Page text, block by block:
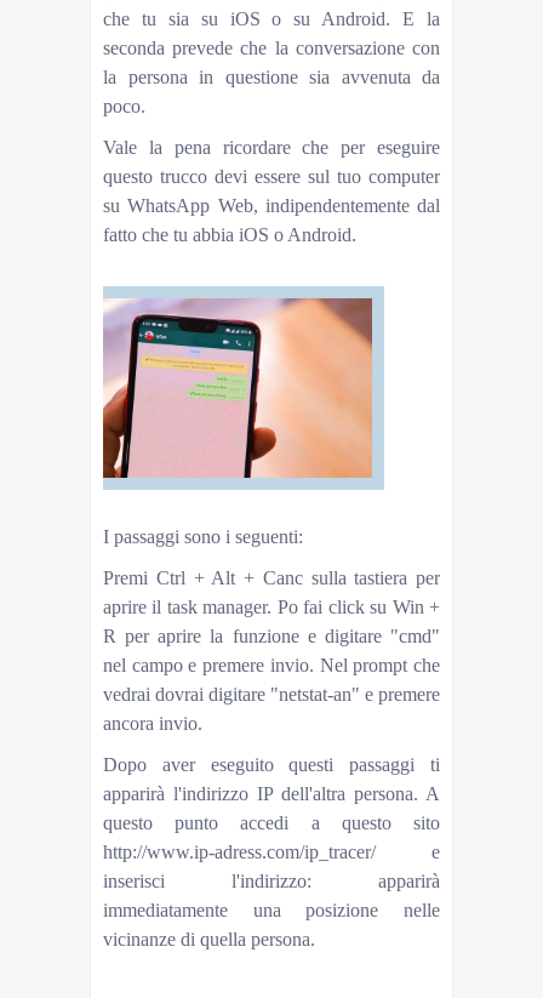
che tu sia su iOS o su Android. E la
seconda prevede che la conversazione con
la persona in questione sia avvenuta da
poco.
Vale la pena ricordare che per eseguire
questo trucco devi essere sul tuo computer
su WhatsApp Web, indipendentemente dal
fatto che tu abbia iOS o Android.
I passaggi sono i seguenti:
Premi Ctrl + Alt + Canc sulla tastiera per
aprire il task manager. Po fai click su Win +
R per aprire la funzione e digitare "cmd"
nel campo e premere invio. Nel prompt che
vedrai dovrai digitare "netstat-an" e premere
ancora invio.
Dopo aver eseguito questi passaggi ti
apparirà l'indirizzo IP dell'altra persona. A
questo punto accedi a questo sito
http://www.ip-adress.com/ip_tracer/ e
inserisci l'indirizzo: apparirà
immediatamente una posizione nelle
vicinanze di quella persona.